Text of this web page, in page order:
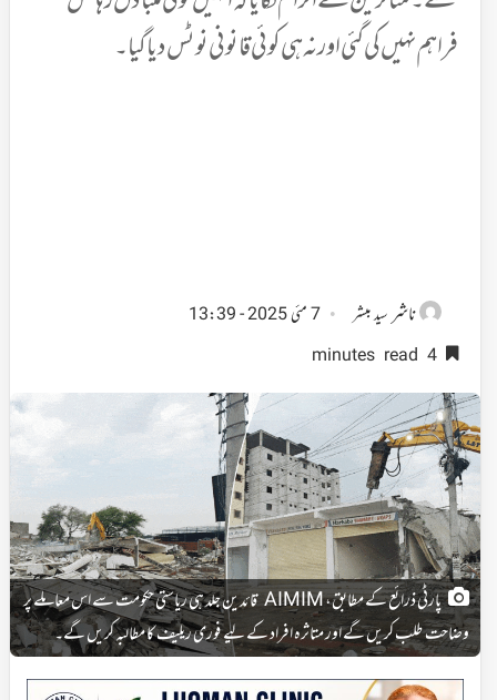
فراہم نہیں کی گئی اور نہ ہی کوئی قانونی نوٹس دیا گیا۔
ناشرسید مبشر
7 مئی 2025 - 13:39
4 minutes read
پارٹی ذرائع کے مطابق، AIMIM قائدین جلد ہی ریاستی حکومت سے اس معاملے پر
وضاحت طلب کریں گے اور متاثرہ افراد کے لیے فوری ریلیف کا مطالبہ کریں گے۔